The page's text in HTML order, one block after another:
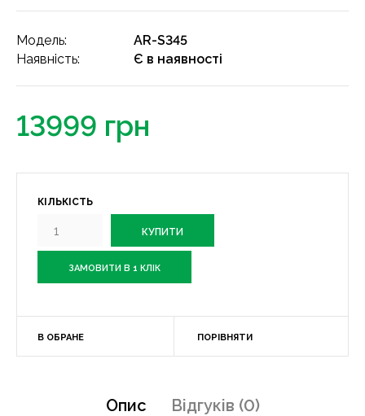
Модель:
AR-S345
Наявність:
Є в наявності
13999 грн
КІЛЬКІСТЬ
ЗАМОВИТИ В 1 КЛІК
В ОБРАНЕ ПОРІВНЯТИ
Опис Відгуків (0)